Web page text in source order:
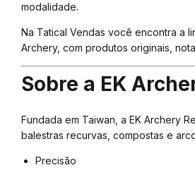
modalidade.
Na Tatical Vendas você encontra a
Archery, com produtos originais,
Sobre a EK
Fundada em Taiwan, a EK Archery
balestras recurvas, compostas e
Precisão